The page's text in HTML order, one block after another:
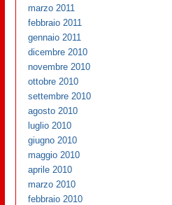
marzo 2011
febbraio 2011
gennaio 2011
dicembre 2010
novembre 2010
ottobre 2010
settembre 2010
agosto 2010
luglio 2010
giugno 2010
maggio 2010
aprile 2010
marzo 2010
febbraio 2010